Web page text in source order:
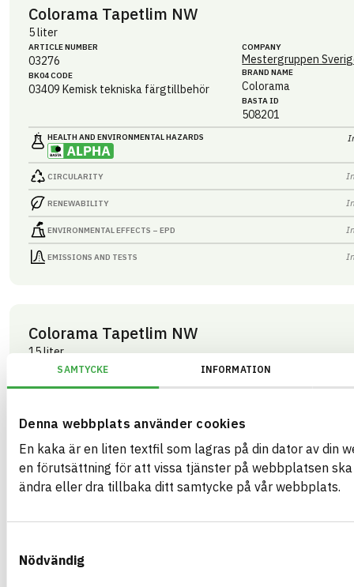
SAMTYCKE INFORMATION
Denna webbplats använder cookies
En kaka är en liten textfil som lagras på din dator av din
en förutsättning för att vissa tjänster på webbplatsen ska
ändra eller dra tillbaka ditt samtycke på vår webbplats.
Nödvändig
Colorama Tapetlim NW
5 liter
ARTICLE NUMBER
03276
BK04 CODE
03409 Kemisk tekniska färgtillbehör
COMPANY
Mestergruppen
BRAND NAME
Colorama
BASTA ID
508201
HEALTH AND ENVIRONMENTAL HAZARDS
CIRCULARITY
RENEWABILITY
ENVIRONMENTAL EFFECTS – EPD
EMISSIONS AND TESTS
Colorama Tapetlim NW
15 liter
ARTICLE NUMBER
GTIN
COMPANY
BRAND NAME
BASTA ID
RENEWABILITY